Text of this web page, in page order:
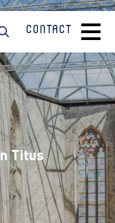
Contact
Titus